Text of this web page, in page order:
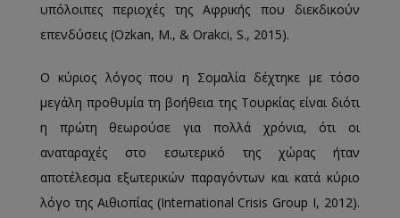
υπόλοιπες περιοχές της Αφρικής που διεκδικούν
επενδύσεις (Ozkan, M., & Orakci, S., 2015).
Ο κύριος λόγος που η Σομαλία δέχτηκε με τόσο
μεγάλη προθυμία τη βοήθεια της Τουρκίας είναι διότι
η πρώτη θεωρούσε για πολλά χρόνια, ότι οι
αναταραχές στο εσωτερικό της χώρας ήταν
αποτέλεσμα εξωτερικών παραγόντων και κατά κύριο
λόγο της Αιθιοπίας (International Crisis Group Ι, 2012).